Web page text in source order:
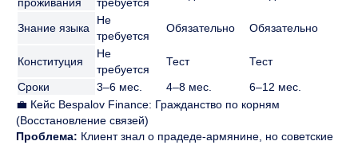
проживания
требуется
Знание языка
Не
требуется
Обязательно Обязательно
Конституция
Не
требуется
Тест
Тест
Сроки
3–6 мес. 4–8 мес.
6–12 мес.
💼 Кейс Bespalov Finance: Гражданство по корням
(Восстановление связей)
Проблема: Клиент знал о прадеде-армянине, но советские